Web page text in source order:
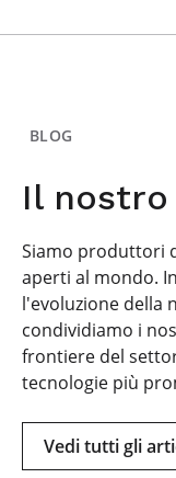
BLOG
Il nostro
Siamo produttori
aperti al mondo.
l'evoluzione della
condividiamo i
frontiere del
tecnologie più
Vedi tutti gli